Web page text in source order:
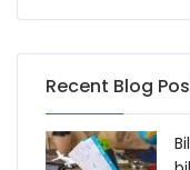
Recent Blog